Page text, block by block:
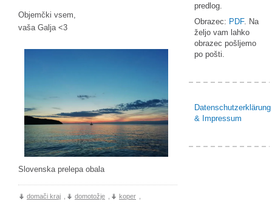
Objemčki vsem,
vaša Galja <3
Slovenska prelepa obala
domači kraj domotožje koper
predlog.
Obrazec: PDF. Na
željo vam lahko
obrazec pošljemo
po pošti.
Datenschutzerklärung
& Impressum